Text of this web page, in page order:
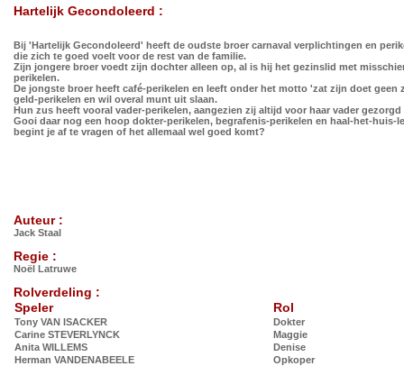
Hartelijk Gecondoleerd :
Bij 'Hartelijk Gecondoleerd' heeft de oudste broer carnaval verplichtingen en
die zich te goed voelt voor de rest van de familie.
Zijn jongere broer voedt zijn dochter alleen op, al is hij het gezinslid met
perikelen.
De jongste broer heeft café-perikelen en leeft onder het motto 'zat zijn doet geen
geld-perikelen en wil overal munt uit slaan.
Hun zus heeft vooral vader-perikelen, aangezien zij altijd voor haar vader gezorgd
Gooi daar nog een hoop dokter-perikelen, begrafenis-perikelen en haal-het-huis-
begint je af te vragen of het allemaal wel goed komt?
Auteur :
Jack Staal
Regie :
Noël Latruwe
Rolverdeling :
Speler
Rol
Tony VAN ISACKER
Dokter
Carine STEVERLYNCK
Maggie
Anita WILLEMS
Denise
Herman VANDENABEELE
Opkoper